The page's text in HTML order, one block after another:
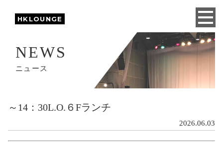
HKLOUNGE
NEWS
ニュース
～14：30L.O.６Fランチ
2026.06.03